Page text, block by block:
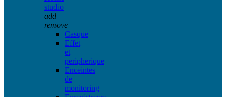
studio
add
remove
Casque
Effet
et
peripherique
Enceintes
de
monitoring